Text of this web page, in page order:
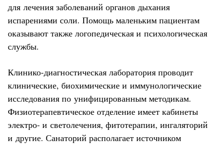
для лечения заболеваний органов дыхания
испарениями соли. Помощь маленьким пациентам
оказывают также логопедическая и психологическая
службы.
Клинико-диагностическая лаборатория проводит
клинические, биохимические и иммунологические
исследования по унифицированным методикам.
Физиотерапевтическое отделение имеет кабинеты
электро- и светолечения, фитотерапии, ингаляторий
и другие. Санаторий располагает источником